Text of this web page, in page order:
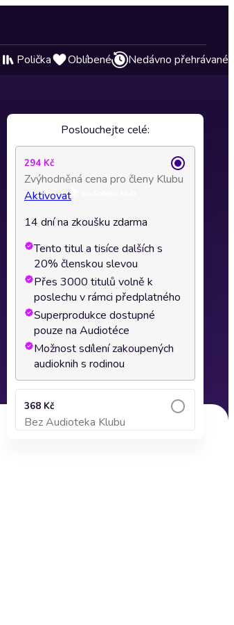
Polička Oblíbené Nedávno přehrávané
Poslouchejte celé:
294 Kč
Zvýhodněná cena pro členy Klubu
Aktivovat
14 dní na zkoušku zdarma
Tento titul a tisíce dalších s
20% členskou slevou
Přes 3000 titulů volně k
poslechu v rámci předplatného
Superprodukce dostupné
pouze na Audiotéce
Možnost sdílení zakoupených
audioknih s rodinou
368 Kč
Bez Audioteka Klubu
Přidat do košíku